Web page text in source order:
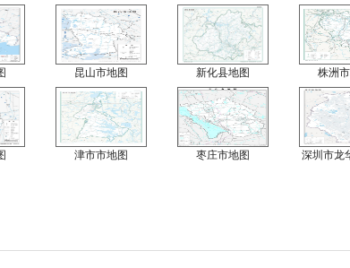
昆山市地图 新化县地图 株洲
津市市地图 枣庄市地图 深圳市龙